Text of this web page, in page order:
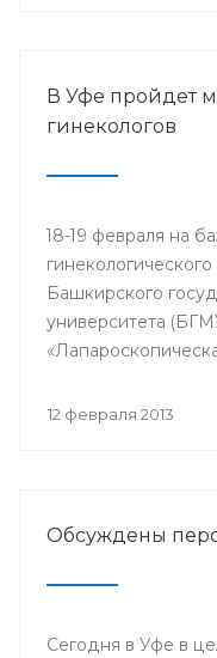
В Уфе пройдет
гинекологов
18-19 февраля на
Башкирского
университета
врачи урологи,
12 февраля 2013
Обсуждены
Сегодня в Уфе в